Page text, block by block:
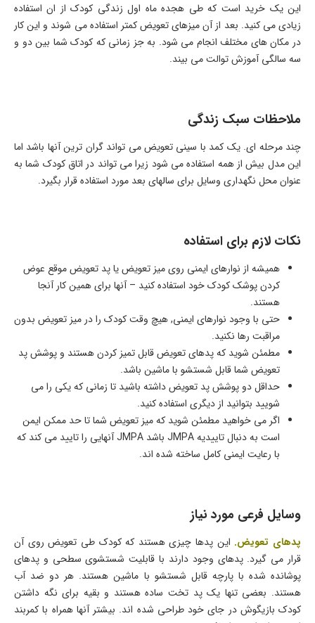
این یک خرید است که طی هجده ماه اول زندگی کودک از ان استفاده
زیادی می کنید. بعد از آن میزهای تعویض کمتر استفاده می شوند و این کار
در مکان های مختلف انجام می شود. به جز زمانی که کودک شما بین دو و
سه سالگی آموزش توالت می بیند.
ملاحظات سبک زندگی
چند مرحله ای. یک کمد با سینی تعویض می تواند گران ترین آنها باشد اما
این مدل بیش از همه استفاده می شود زیرا می تواند در اتاق کودک شما به
عنوان محل نگهداری وسایل برای سالهای بعد مورد استفاده قرار بگیرد.
نکات لازم برای استفاده
همیشه از نوارهای ایمنی روی میز تعویض یا پد تعویض موقع عوض
کردن پوشک کودک خود استفاده کنید – آنها برای همین کار آنجا
هستند.
حتی با وجود نوارهای ایمنی, هیچ وقت کودک را در میز تعویض بدون
مراقبت رها نکنید.
مطمئن شوید که پدهای تعویض قابل تمیز کردن هستند و پوشش پد
تعویض شما قابل شستشو با ماشین باشد.
حداقل دو پوشش پد تعویض داشته باشید تا زمانی که یکی را می
شویید بتوانید از دیگری استفاده کنید.
اگر می خواهید مطمئن شوید که میز تعویض شما تا حد ممکن ایمن
است به دنبال تاییدیه JMPA باشد JMPA آنهایی را تایید می کند که
با رعایت ایمنی کامل ساخته شده اند.
وسایل فرعی مورد نیاز
پدهای تعویض. این پدها چیزی هستند که کودک طی تعویض روی آن
قرار می گیرد. پدهای وجود دارند با قابلیت شستشوی سطحی و پدهای
پوشانده شده با پارچه قابل شستشو با ماشین هستند. هر دو ضد آب
هستند. بعضی تنها یک پد تخت ساده هستند و بقیه برای نگه داشتن
کودک بازیگوش در جای خود طراحی شده اند. بیشتر آنها همراه با کمربند